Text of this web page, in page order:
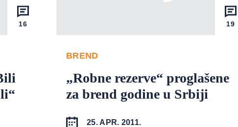
16 19
BREND
„Robne rezerve“ proglašene
za brend godine u Srbiji
25. APR. 2011.